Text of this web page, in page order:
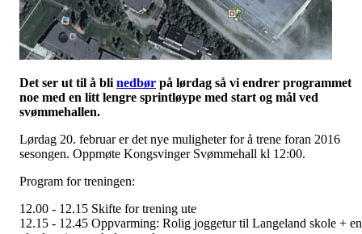
Det ser ut til å bli nedbør på lørdag så vi endrer programmet
noe med en litt lengre sprintløype med start og mål ved
svømmehallen.
Lørdag 20. februar er det nye muligheter for å trene foran 2016
sesongen. Oppmøte Kongsvinger Svømmehall kl 12:00.
Program for treningen:
12.00 - 12.15 Skifte for trening ute
12.15 - 12.45 Oppvarming: Rolig joggetur til Langeland skole + en